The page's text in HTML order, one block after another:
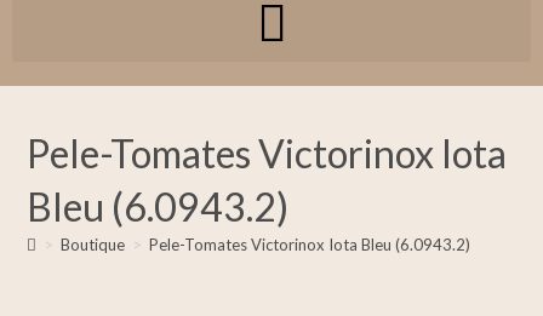
Pele-Tomates Victorinox Iota
Bleu (6.0943.2)
> Boutique > Pele-Tomates Victorinox Iota Bleu (6.0943.2)